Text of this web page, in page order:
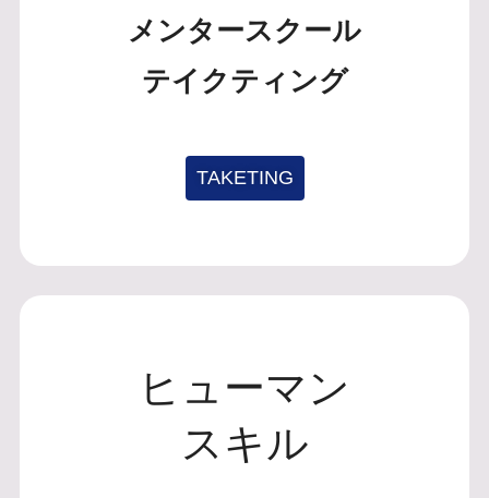
メンタースクール
テイクティング
TAKETING
ヒューマン
スキル